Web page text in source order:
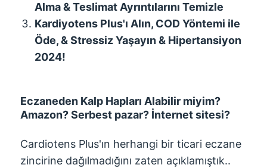
Alma & Teslimat Ayrıntılarını Temizle
Kardiyotens Plus'ı Alın, COD Yöntemi ile
Öde, & Stressiz Yaşayın & Hipertansiyon
2024!
Eczaneden Kalp Hapları Alabilir miyim?
Amazon? Serbest pazar? İnternet sitesi?
Cardiotens Plus'ın herhangi bir ticari eczane
zincirine dağılmadığını zaten açıklamıştık..